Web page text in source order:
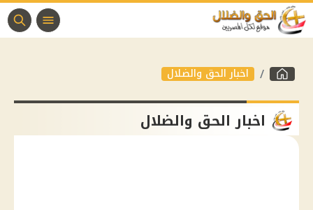
اخبار الحق والضلال
اخبار الحق والضلال